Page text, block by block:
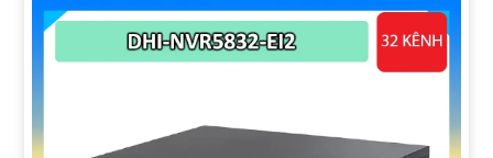
năng thông minh và độ tin cậy.💖5:Nếu bạn muốn tìm
camera Dahua giá rẻ, bạn có thể tham khảo trên các
website thương mại điện tử hoặc tại các cửa hàng điện
lựa được Camera Dahua chính hãng, giá rẻ và chất